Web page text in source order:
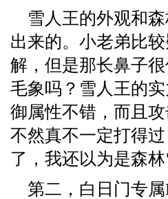
雪人王的外观和
出来的。小老弟比
解，但是那长鼻子
毛象吗？雪人王的
御属性不错，而且
不然真不一定打得
了，我还以为是森林
第二，白日门专属